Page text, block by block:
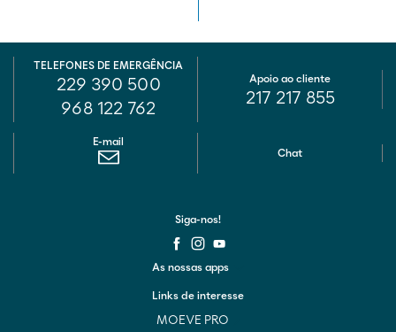
TELEFONES DE EMERGÊNCIA
229 390 500
968 122 762
E-mail
Chat
Apoio ao cliente
217 217 855
Links de interesse
MOEVE PRO
As nossas apps
Siga-nos!